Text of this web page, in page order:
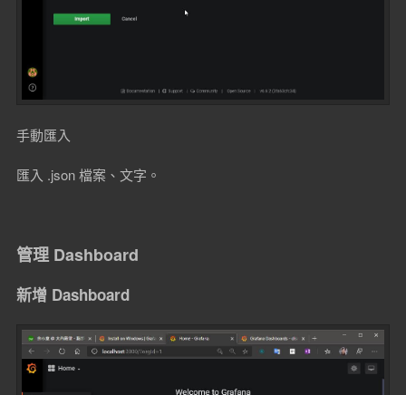
手動匯入
匯入 .json 檔案、文字。
管理 Dashboard
新增 Dashboard